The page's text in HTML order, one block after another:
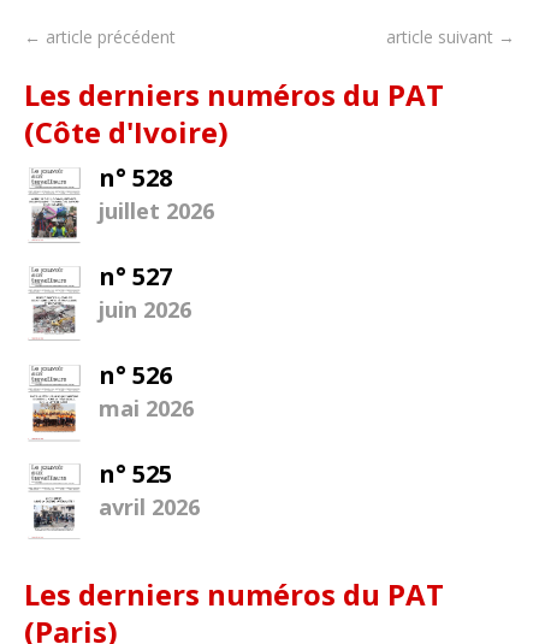
← article précédent article suivant →
Les derniers numéros du PAT
(Côte d'Ivoire)
n° 528
juillet 2026
n° 527
juin 2026
n° 526
mai 2026
n° 525
avril 2026
Les derniers numéros du PAT
(Paris)